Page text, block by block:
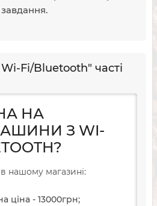
Fi/Bluetooth" часті
НА
З WI-
нашому магазині:
ціна - 13000грн;